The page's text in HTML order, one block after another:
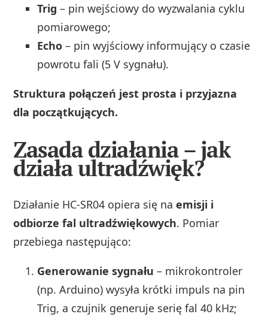
Trig – pin wejściowy do wyzwalania cyklu
pomiarowego;
Echo – pin wyjściowy informujący o czasie
powrotu fali (5 V sygnału).
Struktura połączeń jest prosta i przyjazna
dla początkujących.
Zasada działania – jak
działa ultradźwięk?
Działanie HC-SR04 opiera się naemisji i
odbiorze fal ultradźwiękowych. Pomiar
przebiega następująco:
Generowanie sygnału – mikrokontroler
(np. Arduino) wysyła krótki impuls na pin
Trig, a czujnik generuje serię fal 40 kHz;